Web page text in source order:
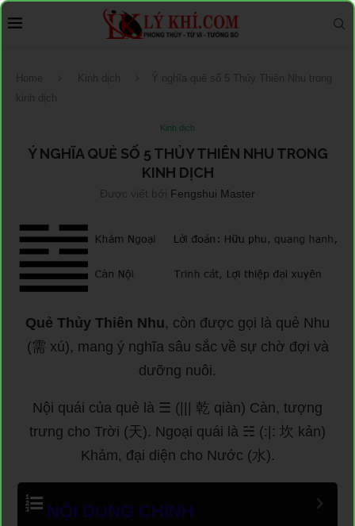
Home Kinh dịch
Ý nghĩa quẻ số 5 Thủy Thiên Nhu trong
kinh dịch
Kinh dịch
Ý NGHĨA QUẺ SỐ 5 THỦY THIÊN NHU TRONG
KINH DỊCH
Được viết bởi Fengshui Master
Quẻ Thủy Thiên Nhu, còn được gọi là quẻ Nhu
(需 xú), mang ý nghĩa sâu sắc về sự chờ đợi và
dưỡng nuôi.
Nội quái của quẻ là ☰ (||| 乾 qiàn) Càn, tượng
trưng cho Trời (天). Ngoại quái là ☵ (:|: 坎 kản)
Khảm, đại diện cho Nước (水).
NỘI DUNG CHÍNH